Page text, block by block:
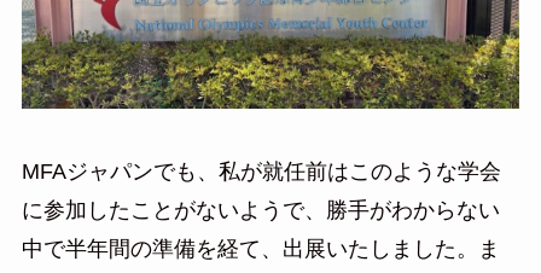
MFAジャパンでも、私が就任前はこのような学会
に参加したことがないようで、勝手がわからない
中で半年間の準備を経て、出展いたしました。ま